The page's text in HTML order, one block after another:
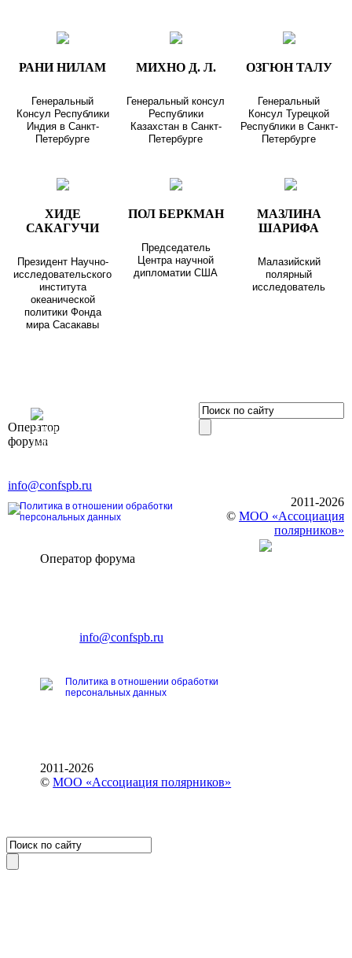
РАНИ НИЛАМ
Генеральный
Консул Республики
Индия в Санкт-
Петербурге
МИХНО Д. Л.
Генеральный консул
Республики
Казахстан в Санкт-
Петербурге
ОЗГЮН ТАЛУ
Генеральный
Консул Турецкой
Республики в Санкт-
Петербурге
ХИДЕ
САКАГУЧИ
Президент Научно-
исследовательского
института
океанической
политики Фонда
мира Сасакавы
ПОЛ БЕРКМАН
Председатель
Центра научной
дипломатии США
МАЗЛИНА
ШАРИФА
Малазийский
полярный
исследователь
Оператор
форума
Элит»
196191, г. Санкт-Петербург,
info@confspb.ru
Политика в отношении обработки
персональных данных
2011-2026
© МОО «Ассоциация
полярников»
Оператор форума
E-mail:info@confspb.ru
Политика в отношении обработки
персональных данных
2011-2026
©МОО «Ассоциация полярников»